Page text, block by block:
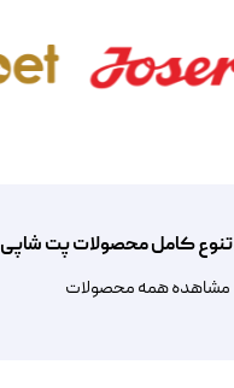
تنوع کامل محصولات پت شاپی
مشاهده همه محصولات